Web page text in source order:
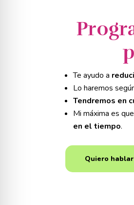
Te ayudo a
Lo haremos
Tendremos en
Mi máxima es que
en el tiempo.
Quiero